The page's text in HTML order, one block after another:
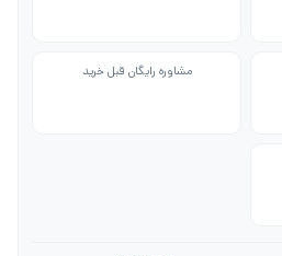
مشاوره رایگان قبل خرید